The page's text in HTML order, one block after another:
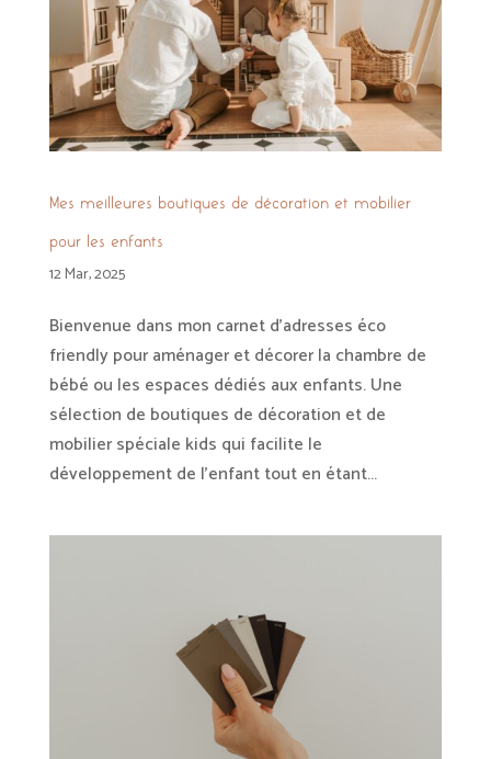
Mes meilleures boutiques de décoration et mobilier
pour les enfants
12 Mar, 2025
Bienvenue dans mon carnet d’adresses éco
friendly pour aménager et décorer la chambre de
bébé ou les espaces dédiés aux enfants. Une
sélection de boutiques de décoration et de
mobilier spéciale kids qui facilite le
développement de l’enfant tout en étant...